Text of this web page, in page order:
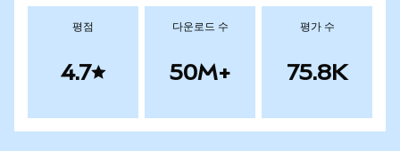
평점
4.7
다운로드 수
50M+
평가 수
75.8K